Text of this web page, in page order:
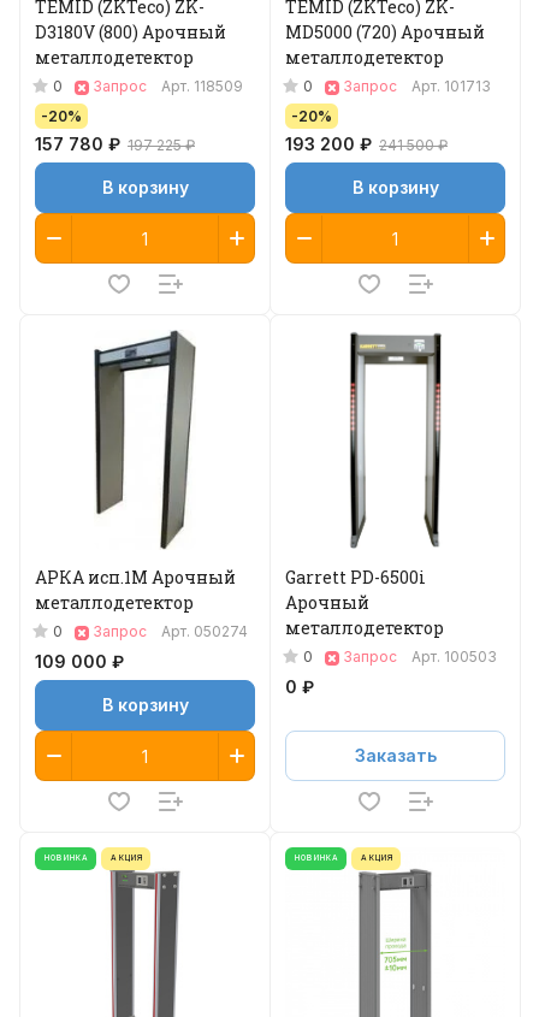
TEMID (ZKTeco) ZK-
D3180V (800) Арочный
металлодетектор
0 Запрос Арт. 118509
-20%
157 780 ₽ 197 225 ₽
В корзину
TEMID (ZKTeco) ZK-
MD5000 (720) Арочный
металлодетектор
0 Запрос Арт. 101713
-20%
193 200 ₽ 241 500 ₽
В корзину
АРКА исп.1М Арочный
металлодетектор
0 Запрос Арт. 050274
109 000 ₽
В корзину
Garrett PD-6500i
Арочный
металлодетектор
0 Запрос Арт. 100503
0 ₽
Заказать
НОВИНКА АКЦИЯ НОВИНКА АКЦИЯ